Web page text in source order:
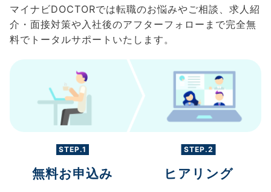
マイナビDOCTORでは転職のお悩みやご相談、求人紹
介・面接対策や入社後のアフターフォローまで完全無
料でトータルサポートいたします。
STEP.1
無料お申込み
STEP.2
ヒアリング